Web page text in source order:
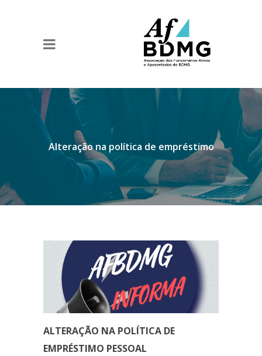
Alteração na política de empréstimo
pessoal
ALTERAÇÃO NA POLÍTICA DE
EMPRÉSTIMO PESSOAL